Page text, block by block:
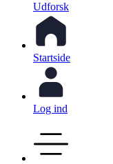
Udforsk
Startside
Log ind